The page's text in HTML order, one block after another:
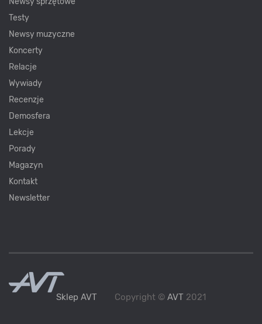
Testy
Newsy muzyczne
Koncerty
Relacje
Wywiady
Recenzje
Demosfera
Lekcje
Porady
Magazyn
Kontakt
Newsletter
Sklep AVT Copyright © AVT 2021